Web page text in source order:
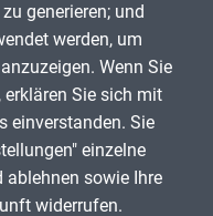
generieren; und
werden, um
Wenn Sie
erklären Sie sich mit
einverstanden. Sie
einzelne
ablehnen sowie Ihre
widerrufen.